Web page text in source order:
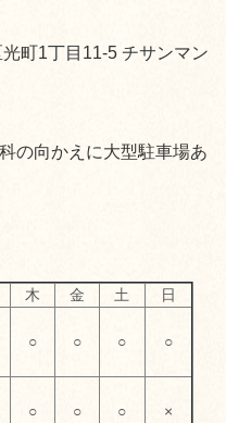
町1丁目11-5 チサンマン
の向かえに大型駐車場あ
木 金 土
日
○ ○ ○ ○
○ ○ ○ ×